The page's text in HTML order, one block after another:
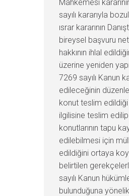
Mahkemesi
sayılı kararıyla
ısrar kararının
bireysel başvuru
hakkının ihlal
üzerine yeniden
7269 sayılı Kanun
edileceğinin
konut teslim
ilgilisine teslim
konutlarının tapu
edilebilmesi için
edildiğini ortaya
belirtilen
sayılı Kanun
bulunduğuna